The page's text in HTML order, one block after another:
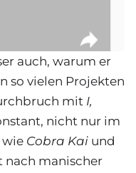
auch, warum er
so vielen Projekten
mit I,
nicht nur im
wie Cobra Kai und
nach manischer